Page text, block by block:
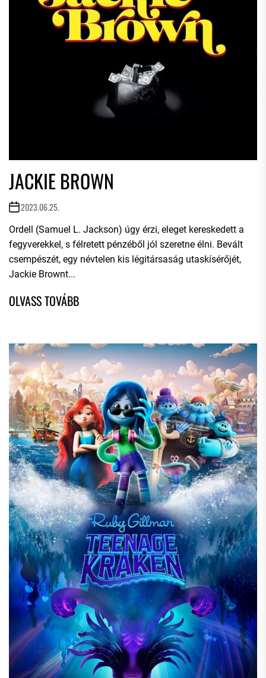
JACKIE BROWN
2023.06.25.
Ordell (Samuel L. Jackson) úgy érzi, eleget kereskedett a
fegyverekkel, s félretett pénzéből jól szeretne élni. Bevált
csempészét, egy névtelen kis légitársaság utaskísérőjét,
Jackie Brownt...